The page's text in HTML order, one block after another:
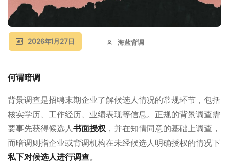
2026年1月27日 海蓝背调
何谓暗调
背景调查是招聘末期企业了解候选人情况的常规环节，包括
核实学历、工作经历、业绩表现等信息。正规的背景调查需
要事先获得候选人书面授权 ，并在知情同意的基础上调查，
而暗调则指企业或背调机构在未经候选人明确授权的情况下
私下对候选人进行调查。